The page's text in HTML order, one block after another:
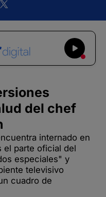
del chef
internado en
el parte oficial del
especiales" y
televisivo
cuadro de